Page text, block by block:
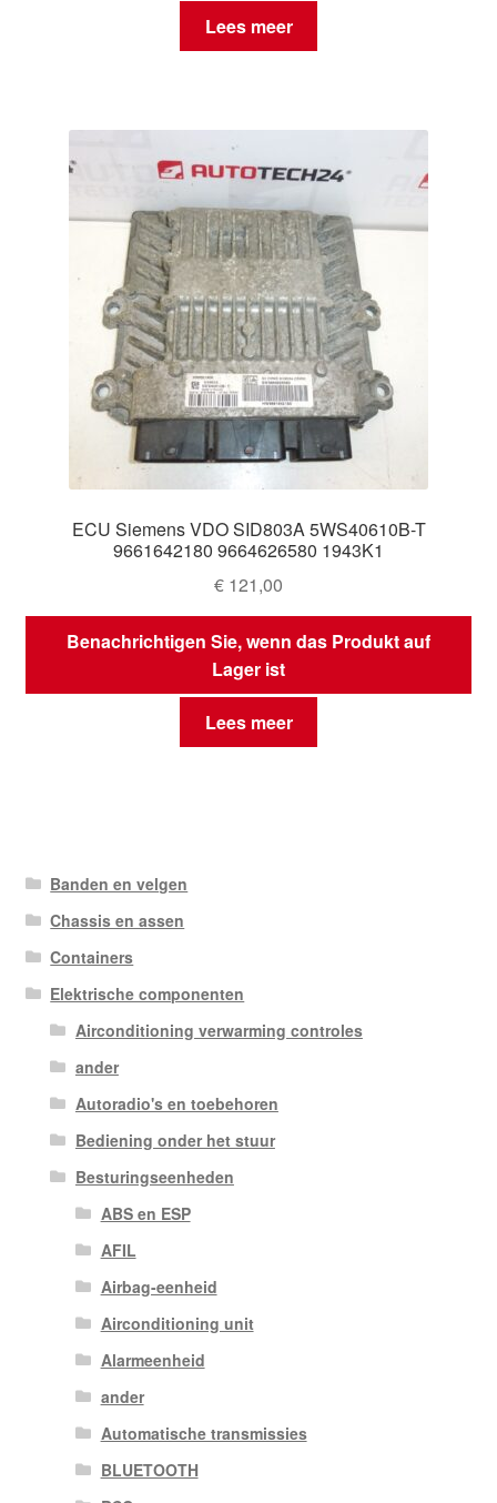
Lees meer
ECU Siemens VDO SID803A 5WS40610B-T
9661642180 9664626580 1943K1
€ 121,00
Benachrichtigen Sie, wenn das Produkt auf
Lager ist
Lees meer
Banden en velgen
Chassis en assen
Containers
Elektrische componenten
Airconditioning verwarming controles
ander
Autoradio's en toebehoren
Bediening onder het stuur
Besturingseenheden
ABS en ESP
AFIL
Airbag-eenheid
Airconditioning unit
Alarmeenheid
ander
Automatische transmissies
BLUETOOTH